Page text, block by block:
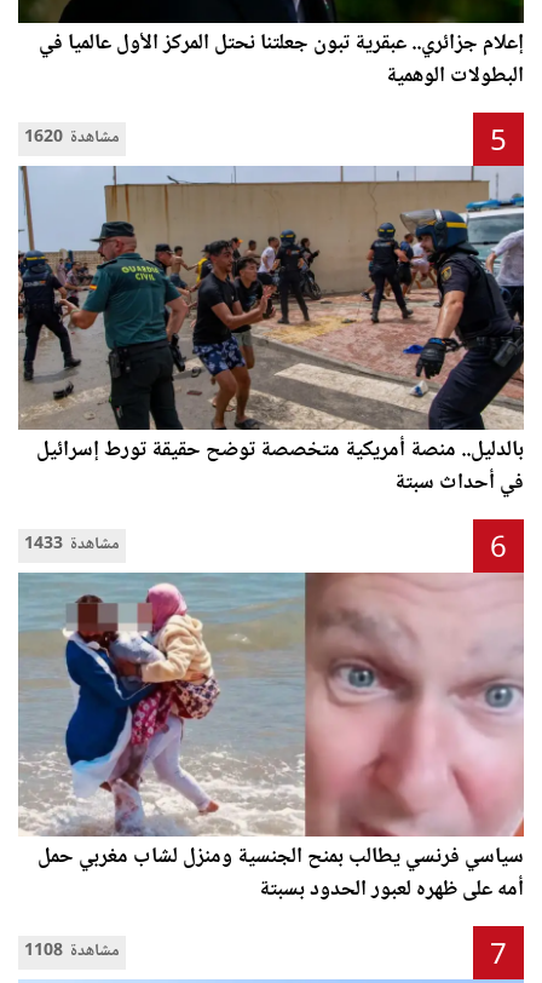
إعلام جزائري.. عبقرية تبون جعلتنا نحتل المركز الأول عالميا في
البطولات الوهمية
1620 مشاهدة 5
بالدليل.. منصة أمريكية متخصصة توضح حقيقة تورط إسرائيل
في أحداث سبتة
1433 مشاهدة 6
سياسي فرنسي يطالب بمنح الجنسية ومنزل لشاب مغربي حمل
أمه على ظهره لعبور الحدود بسبتة
1108 مشاهدة 7